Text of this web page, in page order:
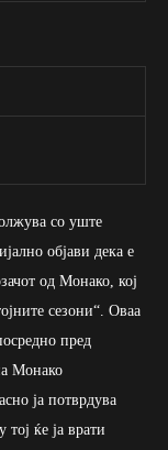
со уште
објави дека е
од Монако, кој
сезони“. Оваа
пред
Монако
ја потврдува
тој ќе ја врати